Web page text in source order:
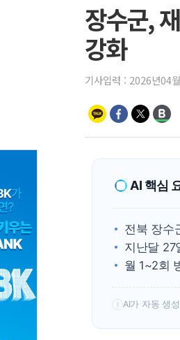
장수군,
강화
기사입력 : 2026년04
AI 핵심
전북 장수
지난달 27
월 1~2회
! AI가 자동 생